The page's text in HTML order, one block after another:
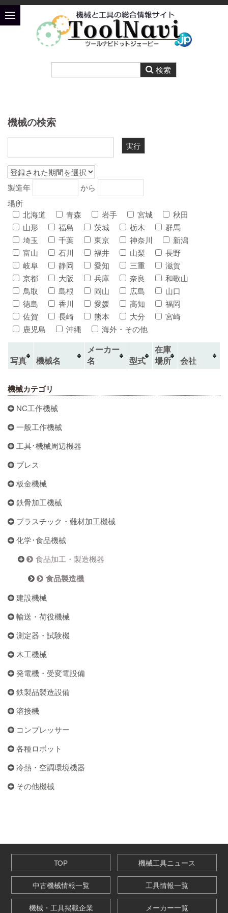
機械の検索
製造年
から
場所
北海道
青森 岩手 宮城
秋田
山形
福島 茨城 栃木
群馬
埼玉
千葉 東京 神奈川
新潟
富山
石川 福井 山梨
長野
岐阜
静岡 愛知 三重
滋賀
京都
大阪 兵庫 奈良
和歌山
鳥取
島根 岡山 広島
山口
徳島
香川 愛媛 高知
福岡
佐賀
長崎 熊本 大分
宮崎
鹿児島
沖縄 海外・その他
写真 機械名
メーカー
名
型式
在庫
場所
会社
機械カテゴリ
NC工作機械
一般工作機械
工具･機械周辺機器
プレス
板金機械
鉄骨加工機械
プラスチック・難材加工機械
化学･食品機械
食品加工・製造機器
食品製造機
建設機械
輸送・荷役機械
測定器・試験機
木工機械
発電機・受変電設備
鉄製品製造設備
溶接機
コンプレッサー
各種ロボット
冷熱・空調環境機器
その他機械
TOP 機械工具ニュース
中古機械情報一覧 工具情報一覧
機械・工具掲載企業 メーカー一覧